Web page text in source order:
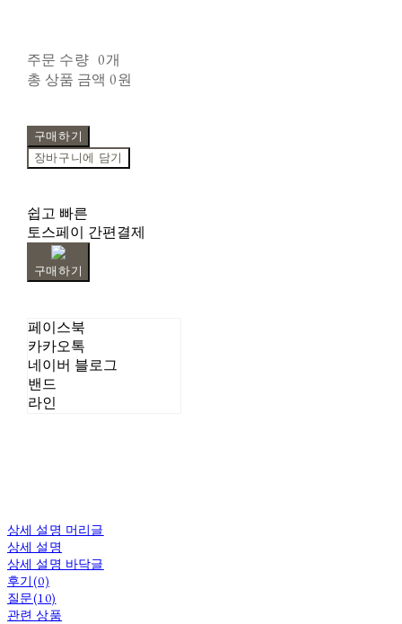
주문 수량 0개
총 상품 금액 0원
구매하기
장바구니에 담기
쉽고 빠른
토스페이 간편결제
구매하기
페이스북
카카오톡
네이버 블로그
밴드
라인
상세 설명 머리글
상세 설명
상세 설명 바닥글
후기(0)
질문(10)
관련 상품